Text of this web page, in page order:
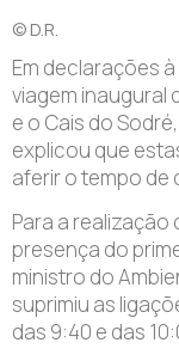
© D.R.
Em declarações
viagem inaugural
e o Cais do
explicou que
aferir o tempo de
Para a
presença do
ministro do
suprimiu as
das 9:40 e das